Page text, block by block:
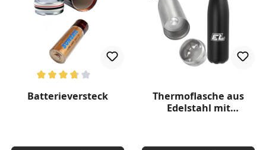
Batterieversteck
Thermoflasche aus
Edelstahl mit